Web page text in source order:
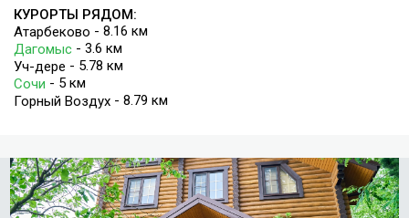
КУРОРТЫ РЯДОМ:
Атарбеково - 8.16 км
Дагомыс - 3.6 км
Уч-дере - 5.78 км
Сочи - 5 км
Горный Воздух - 8.79 км